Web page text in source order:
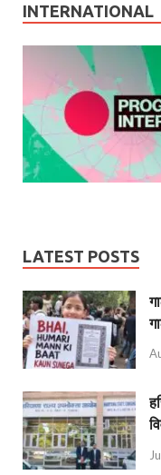
INTERNATIONAL
LATEST POSTS